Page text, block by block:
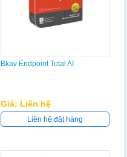
Bkav Endpoint Total AI
Giá: Liên hệ
Liên hệ đặt hàng